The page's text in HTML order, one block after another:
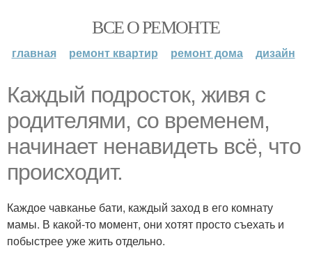
ВСЕ О РЕМОНТЕ
главная ремонт квартир ремонт дома дизайн
Каждый подросток, живя с
родителями, со временем,
начинает ненавидеть всё, что
происходит.
Каждое чавканье бати, каждый заход в его комнату
мамы. В какой-то момент, они хотят просто съехать и
побыстрее уже жить отдельно.